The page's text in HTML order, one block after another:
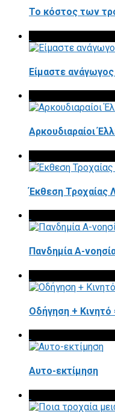
Το κόστος των
Είμαστε
Αρκουδιαραίοι
Έκθεση Τροχαίας
Πανδημία Α-
Οδήγηση +
Αυτο-εκτίμηση